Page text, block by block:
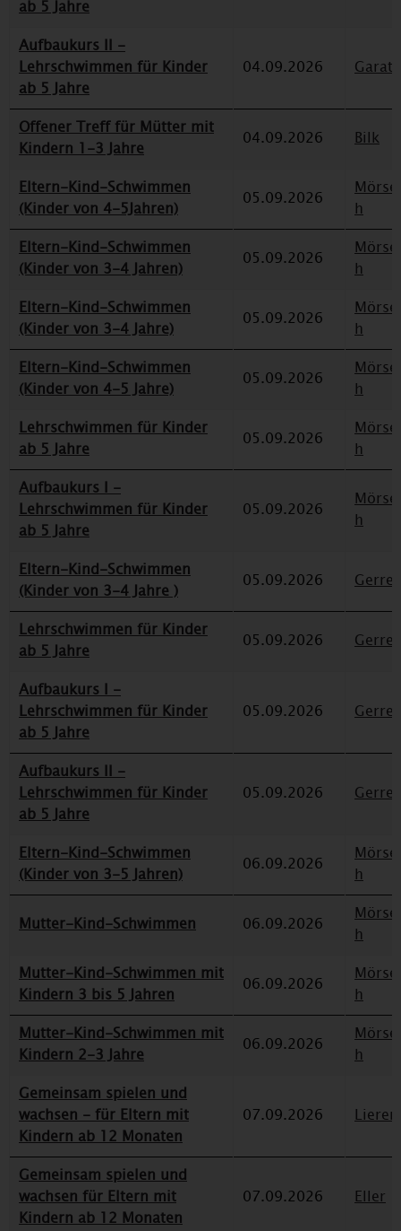
ab 5 Jahre
Aufbaukurs II -
Lehrschwimmen für Kinder
ab 5 Jahre
04.09.2026 Garath
Offener Treff für Mütter mit
Kindern 1-3 Jahre
04.09.2026 Bilk
Eltern-Kind-Schwimmen
(Kinder von 4-5Jahren)
05.09.2026
h
Eltern-Kind-Schwimmen
(Kinder von 3-4 Jahren)
05.09.2026
h
Eltern-Kind-Schwimmen
(Kinder von 3-4 Jahre)
05.09.2026
h
Eltern-Kind-Schwimmen
(Kinder von 4-5 Jahre)
05.09.2026
h
Lehrschwimmen für Kinder
ab 5 Jahre
05.09.2026
h
Aufbaukurs I -
Lehrschwimmen für Kinder
ab 5 Jahre
05.09.2026
h
Eltern-Kind-Schwimmen
(Kinder von 3-4 Jahre )
05.09.2026
Lehrschwimmen für Kinder
ab 5 Jahre
05.09.2026
Aufbaukurs I -
Lehrschwimmen für Kinder
ab 5 Jahre
05.09.2026
Aufbaukurs II -
Lehrschwimmen für Kinder
ab 5 Jahre
05.09.2026
Eltern-Kind-Schwimmen
(Kinder von 3-5 Jahren)
06.09.2026
h
Mutter-Kind-Schwimmen 06.09.2026
h
Mutter-Kind-Schwimmen mit
Kindern 3 bis 5 Jahren
06.09.2026
h
Mutter-Kind-Schwimmen mit
Kindern 2-3 Jahre
06.09.2026
h
Gemeinsam spielen und
wachsen - für Eltern mit
Kindern ab 12 Monaten
07.09.2026
Gemeinsam spielen und
wachsen für Eltern mit
Kindern ab 12 Monaten
07.09.2026 Eller